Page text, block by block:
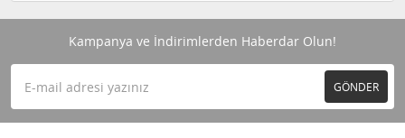
Kampanya ve İndirimlerden Haberdar Olun!
GÖNDER